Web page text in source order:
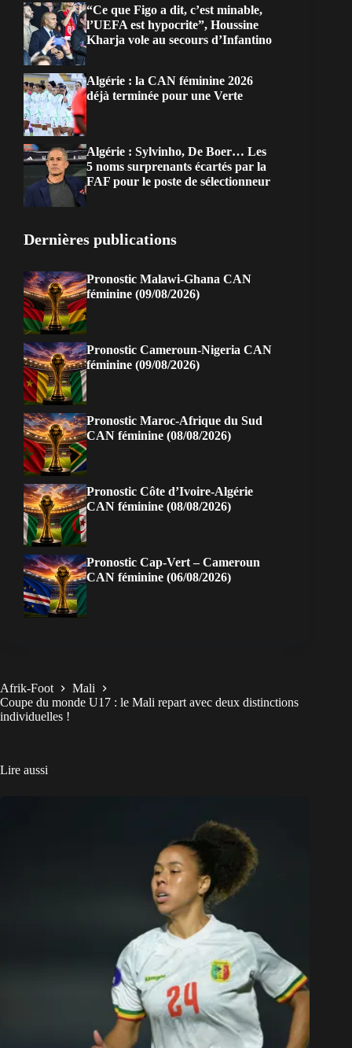
“Ce que Figo a dit, c’est minable,
l’UEFA est hypocrite”, Houssine
Kharja vole au secours d’Infantino
Algérie : la CAN féminine 2026
déjà terminée pour une Verte
Algérie : Sylvinho, De Boer… Les
5 noms surprenants écartés par la
FAF pour le poste de sélectionneur
Dernières publications
Pronostic Malawi-Ghana CAN
féminine (09/08/2026)
Pronostic Cameroun-Nigeria CAN
féminine (09/08/2026)
Pronostic Maroc-Afrique du Sud
CAN féminine (08/08/2026)
Pronostic Côte d’Ivoire-Algérie
CAN féminine (08/08/2026)
Pronostic Cap-Vert – Cameroun
CAN féminine (06/08/2026)
Afrik-Foot
Mali
Coupe du monde U17 : le Mali repart avec deux distinctions
individuelles !
Lire aussi